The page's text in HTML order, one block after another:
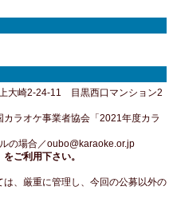
大崎2-24-11 目黒西口マンション2
者協会「2021年度カラ
の場合／oubo@karaoke.or.jp
ご利用下さい。
、厳重に管理し、今回の公募以外の